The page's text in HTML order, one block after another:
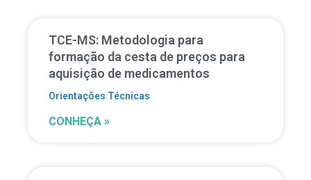
TCE-MS: Metodologia para
formação da cesta de preços para
aquisição de medicamentos
Orientações Técnicas
CONHEÇA »